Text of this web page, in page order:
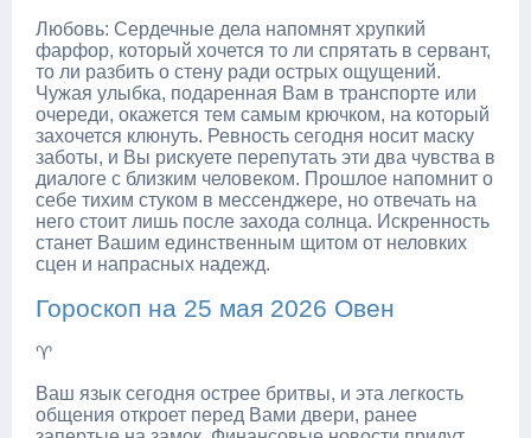
Любовь: Сердечные дела напомнят хрупкий
фарфор, который хочется то ли спрятать в сервант,
то ли разбить о стену ради острых ощущений.
Чужая улыбка, подаренная Вам в транспорте или
очереди, окажется тем самым крючком, на который
захочется клюнуть. Ревность сегодня носит маску
заботы, и Вы рискуете перепутать эти два чувства в
диалоге с близким человеком. Прошлое напомнит о
себе тихим стуком в мессенджере, но отвечать на
него стоит лишь после захода солнца. Искренность
станет Вашим единственным щитом от неловких
сцен и напрасных надежд.
Гороскоп на 25 мая 2026 Овен
♈
Ваш язык сегодня острее бритвы, и эта легкость
общения откроет перед Вами двери, ранее